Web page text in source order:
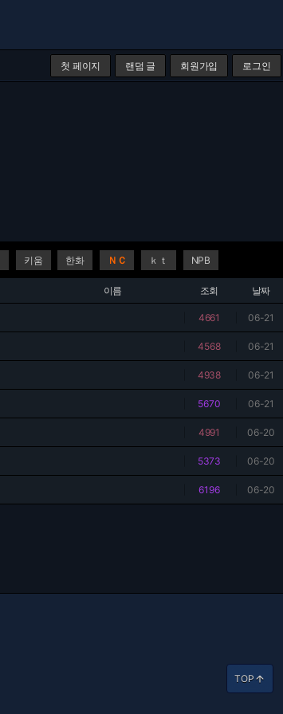
첫 페이지 랜덤 글 회원가입 로그인
키움 한화 ＮＣ ｋｔ NPB
이름 조회 날짜
4661 06-21
4568 06-21
4938 06-21
5670 06-21
4991 06-20
5373 06-20
6196 06-20
TOP arrow_upward